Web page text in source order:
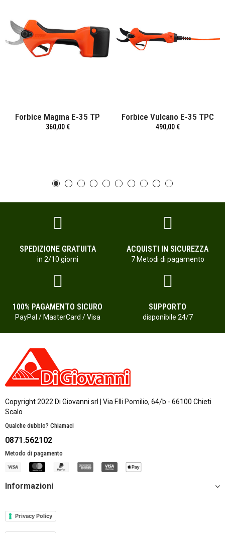
Forbice Magma E-35 TP
360,00 €
Forbice Vulcano E-35 TPC
490,00 €
SPEDIZIONE GRATUITA
in 2/10 giorni
ACQUISTI IN SICUREZZA
7 Metodi di pagamento
100% PAGAMENTO SICURO
PayPal / MasterCard / Visa
SUPPORTO
disponibile 24/7
Copyright 2022 Di Giovanni srl | Via F.lli Pomilio, 64/b - 66100 Chieti
Scalo
Qualche dubbio? Chiamaci
0871.562102
Metodo di pagamento
Informazioni
Privacy Policy